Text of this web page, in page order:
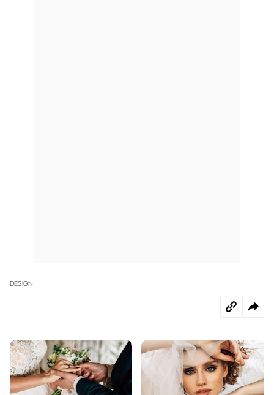
DESIGN